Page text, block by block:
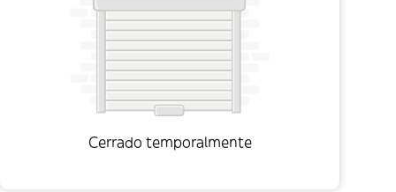
Cerrado temporalmente